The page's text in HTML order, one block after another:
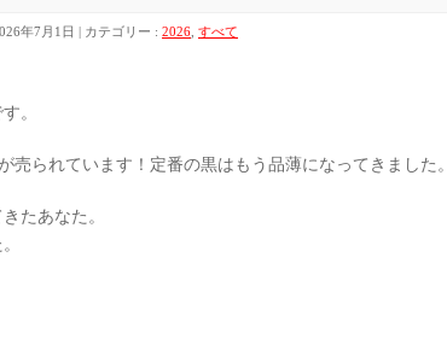
年7月1日 カテゴリー : 2026 すべて
。
売られています！定番の黒はもう品薄になってきました。
たあなた。